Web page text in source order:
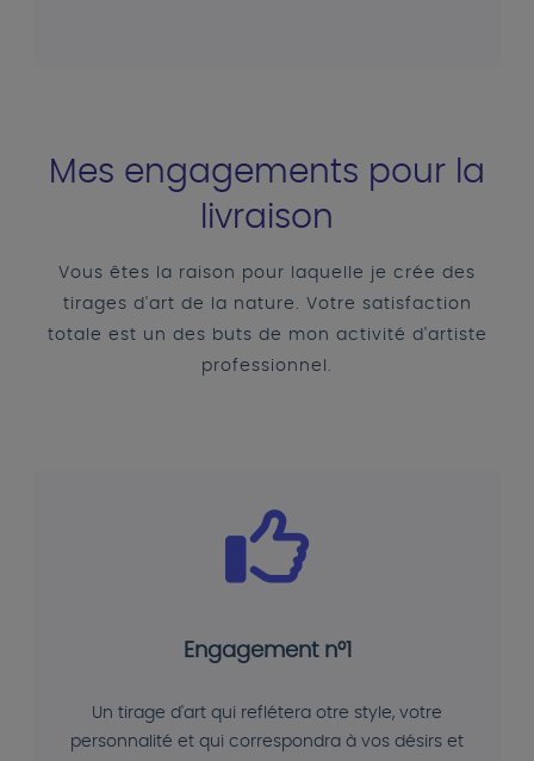
Mes engagements pour la
livraison
Vous êtes la raison pour laquelle je crée des
tirages d'art de la nature. Votre satisfaction
totale est un des buts de mon activité d'artiste
professionnel.
Engagement n°1
Un tirage d'art qui reflétera otre style, votre
personnalité et qui correspondra à vos désirs et